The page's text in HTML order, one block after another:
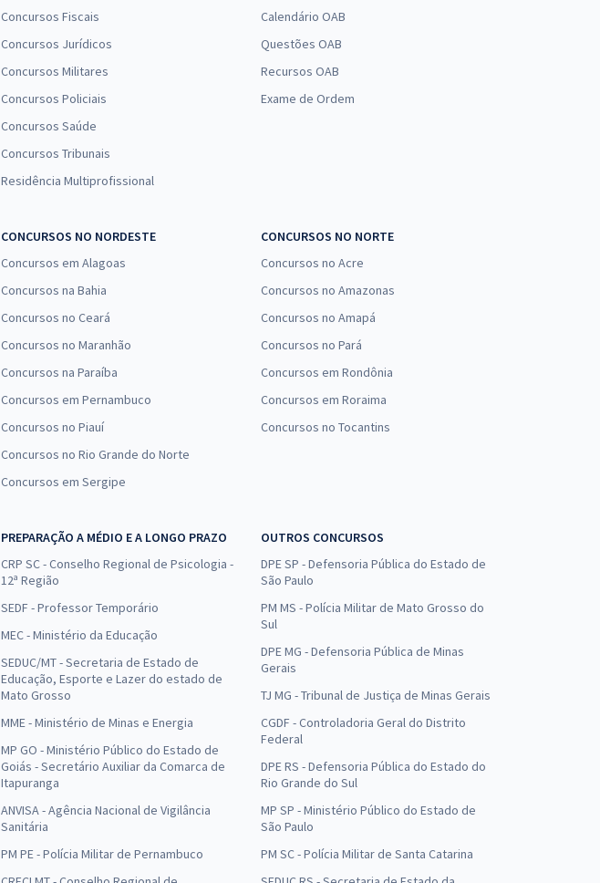
Concursos Fiscais
Concursos Jurídicos
Concursos Militares
Concursos Policiais
Concursos Saúde
Concursos Tribunais
Residência Multiprofissional
Calendário OAB
Questões OAB
Recursos OAB
Exame de Ordem
CONCURSOS NO NORDESTE
Concursos em Alagoas
Concursos na Bahia
Concursos no Ceará
Concursos no Maranhão
Concursos na Paraíba
Concursos em Pernambuco
Concursos no Piauí
Concursos no Rio Grande do Norte
Concursos em Sergipe
CONCURSOS NO NORTE
Concursos no Acre
Concursos no Amazonas
Concursos no Amapá
Concursos no Pará
Concursos em Rondônia
Concursos em Roraima
Concursos no Tocantins
PREPARAÇÃO A MÉDIO E A LONGO PRAZO
CRP SC - Conselho Regional de Psicologia -
12ª Região
SEDF - Professor Temporário
MEC - Ministério da Educação
SEDUC/MT - Secretaria de Estado de
Educação, Esporte e Lazer do estado de
Mato Grosso
MME - Ministério de Minas e Energia
MP GO - Ministério Público do Estado de
Goiás - Secretário Auxiliar da Comarca de
Itapuranga
ANVISA - Agência Nacional de Vigilância
Sanitária
PM PE - Polícia Militar de Pernambuco
OUTROS CONCURSOS
DPE SP - Defensoria Pública do Estado de
São Paulo
PM MS - Polícia Militar de Mato Grosso do
Sul
DPE MG - Defensoria Pública de Minas
Gerais
TJ MG - Tribunal de Justiça de Minas Gerais
CGDF - Controladoria Geral do Distrito
Federal
DPE RS - Defensoria Pública do Estado do
Rio Grande do Sul
MP SP - Ministério Público do Estado de
São Paulo
PM SC - Polícia Militar de Santa Catarina